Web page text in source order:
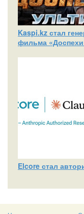
Kaspi.kz стал
фильма
Elcore стал